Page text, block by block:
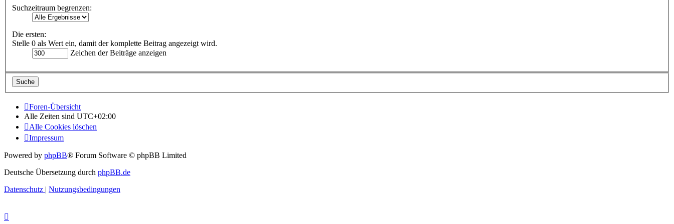
Suchzeitraum begrenzen:
Die ersten:
Stelle 0 als Wert ein, damit der komplette Beitrag angezeigt wird.
Zeichen der Beiträge anzeigen
Foren-Übersicht
Alle Zeiten sind UTC+02:00
Alle Cookies löschen
Impressum
Powered by phpBB® Forum Software © phpBB Limited
Deutsche Übersetzung durch phpBB.de
Datenschutz | Nutzungsbedingungen